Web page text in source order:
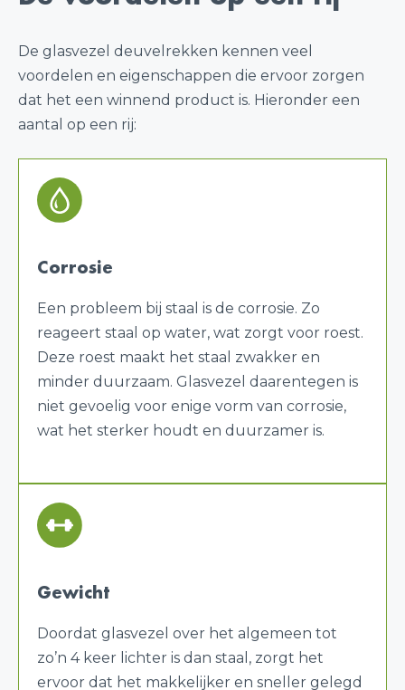
De glasvezel deuvelrekken kennen veel
voordelen en eigenschappen die ervoor zorgen
dat het een winnend product is. Hieronder een
aantal op een rij:
Corrosie
Een probleem bij staal is de corrosie. Zo
reageert staal op water, wat zorgt voor roest.
Deze roest maakt het staal zwakker en
minder duurzaam. Glasvezel daarentegen is
niet gevoelig voor enige vorm van corrosie,
wat het sterker houdt en duurzamer is.
Gewicht
Doordat glasvezel over het algemeen tot
zo’n 4 keer lichter is dan staal, zorgt het
ervoor dat het makkelijker en sneller gelegd